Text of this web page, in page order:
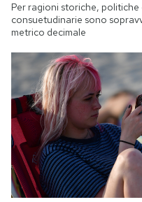
Per ragioni storiche,
consuetudinarie sono
metrico decimale